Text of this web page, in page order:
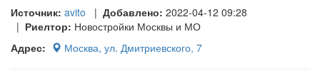
Источник: avito | Добавлено: 2022-04-12 09:28
| Риелтор: Новостройки Москвы и МО
Адрес:
Москва, ул. Дмитриевского, 7